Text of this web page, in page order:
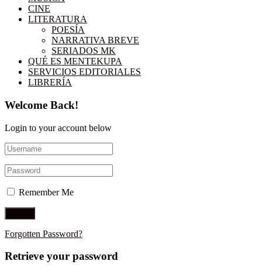
CINE
LITERATURA
POESÍA
NARRATIVA BREVE
SERIADOS MK
QUÉ ES MENTEKUPA
SERVICIOS EDITORIALES
LIBRERÍA
Welcome Back!
Login to your account below
Remember Me
Forgotten Password?
Retrieve your password